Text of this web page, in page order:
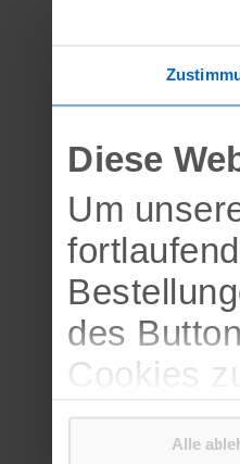
Diese
Um
des
Cookies
Alle